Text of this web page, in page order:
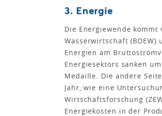
3. Energie
Die Energiewende
Wasserwirtschaft
Energien am
Energiesektors sanken
Medaille. Die andere
Jahr, wie eine
Wirtschaftsforschung
Energiekosten in der